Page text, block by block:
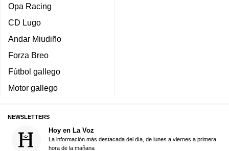
Opa Racing
CD Lugo
Andar Miudiño
Forza Breo
Fútbol gallego
Motor gallego
NEWSLETTERS
Hoy en La Voz
La información más destacada del día, de lunes a viernes a primera
hora de la mañana